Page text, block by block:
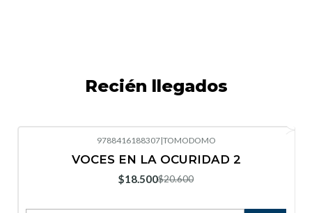
Recién llegados
9788416188307|TOMODOMO
VOCES EN LA OCURIDAD 2
$18.500$20.600